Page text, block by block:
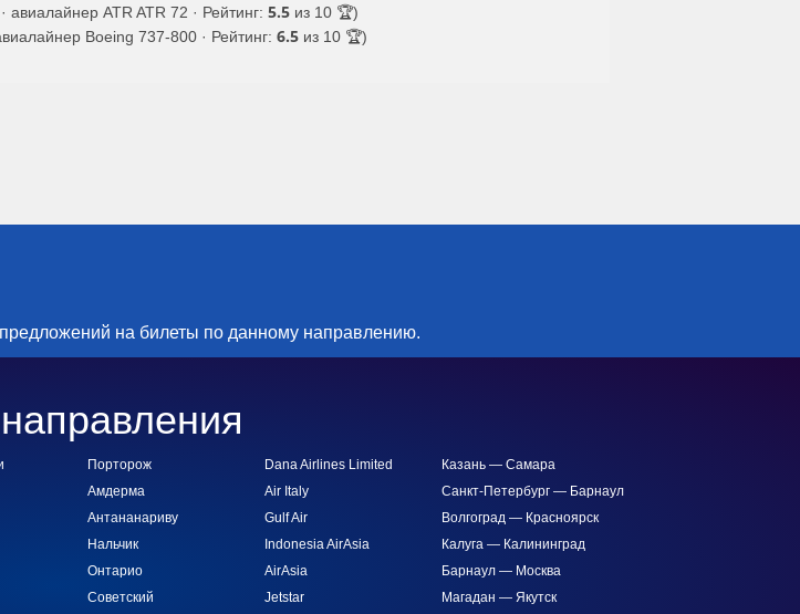
ATR ATR 72 · Рейтинг: 5.5 из 10 🏆)
Boeing 737-800 · Рейтинг: 6.5 из 10 🏆)
на билеты по данному направлению.
Порторож
Амдерма
Антананариву
Нальчик
Онтарио
Советский
Dana Airlines Limited
Air Italy
Gulf Air
Indonesia AirAsia
AirAsia
Jetstar
Казань — Самара
Санкт-Петербург — Барнаул
Волгоград — Красноярск
Калуга — Калининград
Барнаул — Москва
Магадан — Якутск